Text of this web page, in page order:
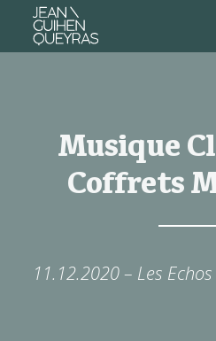
Musique
Coffrets
11.12.2020 – Les